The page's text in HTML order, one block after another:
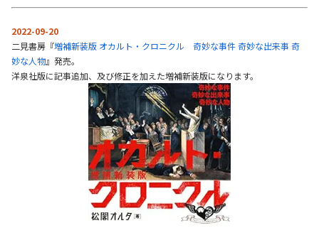
2022-09-20
二見書房『増補新装版 オカルト・クロニクル 奇妙な事件 奇妙な出来事 奇
妙な人物』発売。
洋泉社版に記事追加、及び修正を加えた増補新装版になります。